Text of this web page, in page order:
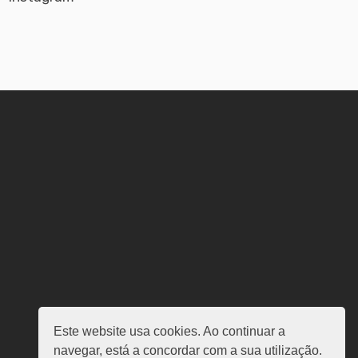
Este website usa cookies. Ao continuar a
navegar, está a concordar com a sua utilização.